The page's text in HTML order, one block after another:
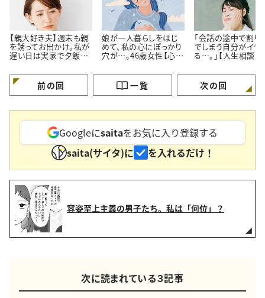
【親大好き夫】週末も親
を誘ってお出かけ。私が
遅い日は実家で夕飯。
なのでは…？
娘が一人暮らしをはじ
めて、私の心にぽっかり
穴が…。46歳女性【心理
談】
「会話の途中で割り
でしまう自分がイヤ
る…。」【人生相談】
前の回 一覧 次の回
Googleにsaitaをお気に入り登録する
saita(サイタ)に
を入れるだけ！
容姿至上主義の男子たち。私は「何位」？
次に読まれている３記事